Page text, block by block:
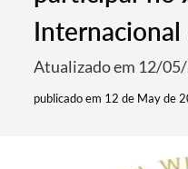
Internacional
Atualizado em 12/
publicado em 12 de May de